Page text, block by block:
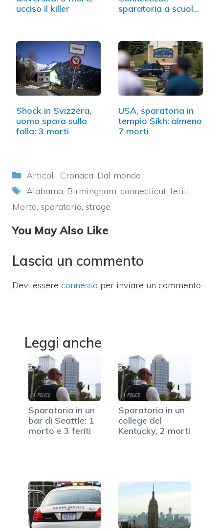
ucciso il killer
sparatoria a scuola,
Shock in Svizzera,
uomo spara sulla
folla: 3 morti
USA, sparatoria in
tempio Sikh: almeno
7 morti
Categorie
Articoli, Cronaca, Dal mondo
Tag
Alabama, Birmingham, connecticut, feriti,
Morto, sparatoria, strage
You May Also Like
Lascia un commento
Devi essere connesso per inviare un commento.
Leggi anche
Sparatoria in un
bar di Seattle: 1
morto e 3 feriti
Sparatoria in un
college del
Kentucky, 2 morti